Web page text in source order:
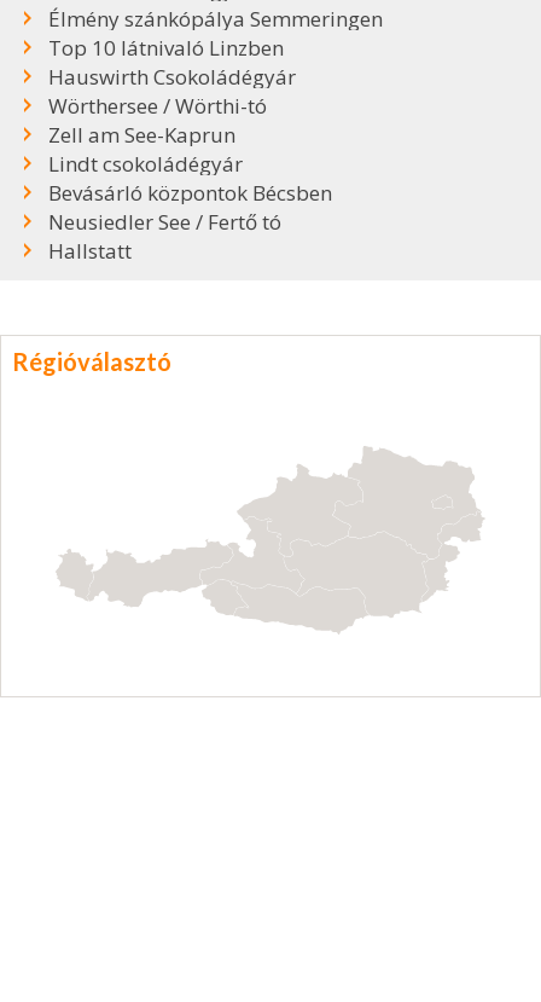
Élmény szánkópálya Semmeringen
Top 10 látnivaló Linzben
Hauswirth Csokoládégyár
Wörthersee / Wörthi-tó
Zell am See-Kaprun
Lindt csokoládégyár
Bevásárló központok Bécsben
Neusiedler See / Fertő tó
Hallstatt
Régióválasztó